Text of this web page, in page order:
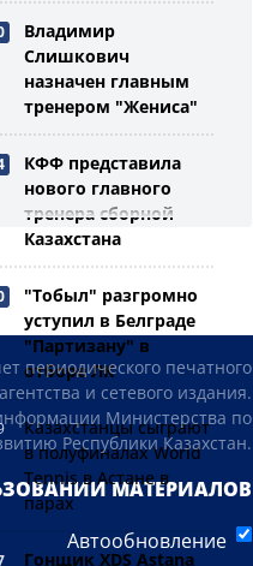
Владимир
Слишкович
назначен главным
тренером "Жениса"
КФФ представила
нового главного
тренера сборной
Казахстана
"Тобыл" разгромно
уступил в Белграде
"Партизану" в
отборе ЛК
Казахстанцы сыграют
в полуфиналах World
Tennis в Астане в
парах
Гонщик XDS Astana
периодического печатного
и сетевого издания.
Министерства по
Республики Казахстан.
МАТЕРИАЛОВ
Автообновление